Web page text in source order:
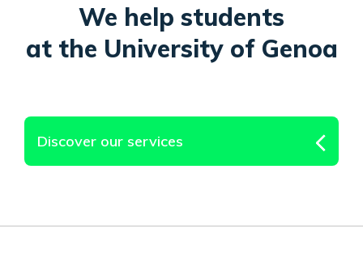
We help students
at the University of Genoa
Discover our services